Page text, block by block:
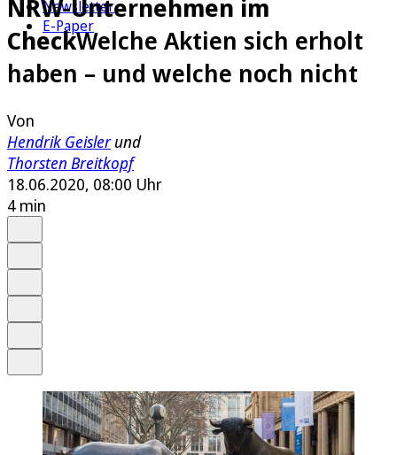
Newsletter
E-Paper
NRW-Unternehmen im
CheckWelche Aktien sich erholt
haben – und welche noch nicht
Von
Hendrik Geislerund
Thorsten Breitkopf
18.06.2020, 08:00 Uhr
4 min